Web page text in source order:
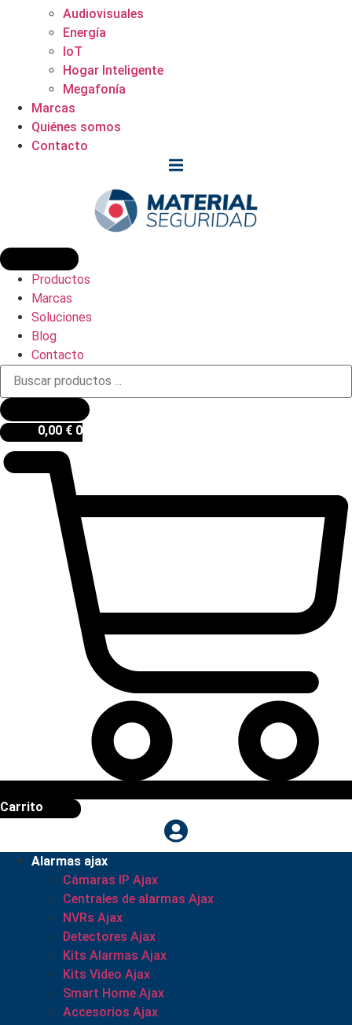
Audiovisuales
Energía
IoT
Hogar Inteligente
Megafonía
Marcas
Quiénes somos
Contacto
Productos
Marcas
Soluciones
Blog
Contacto
Búsqueda
productos
0,00 € 0
Carrito
Alarmas ajax
Cámaras IP Ajax
Centrales de alarmas Ajax
NVRs Ajax
Detectores Ajax
Kits Alarmas Ajax
Kits Video Ajax
Smart Home Ajax
Accesorios Ajax